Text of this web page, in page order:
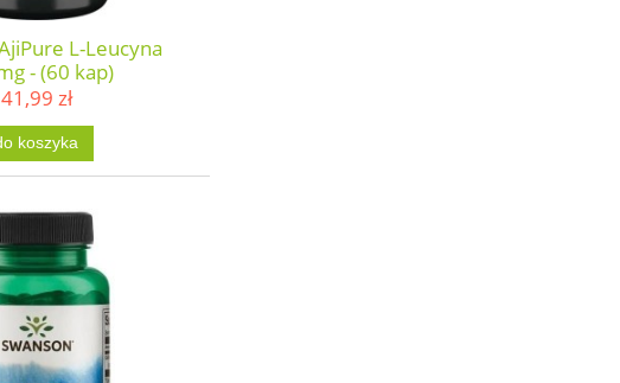
L-Leucyna
- (60 kap)
41,99 zł
koszyka